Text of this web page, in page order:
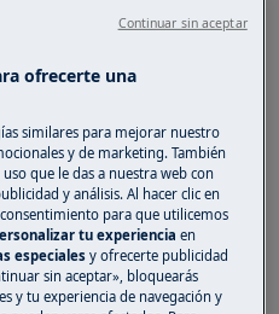
si realizas trabajos de
que impliquen
DE ASFIXIA
para niños menores
ofrecerte una
similares para mejorar nuestro
y de marketing. También
que le das a nuestra web con
y análisis. Al hacer clic en
para que utilicemos
tu experienciaen
especialesy ofrecerte publicidad
sin aceptar», bloquearás
y tu experiencia de navegación y
Continuar sin aceptar